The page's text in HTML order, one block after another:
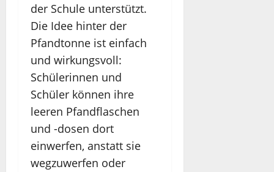
der Schule unterstützt.
Die Idee hinter der
Pfandtonne ist einfach
und wirkungsvoll:
Schülerinnen und
Schüler können ihre
leeren Pfandflaschen
und -dosen dort
einwerfen, anstatt sie
wegzuwerfen oder